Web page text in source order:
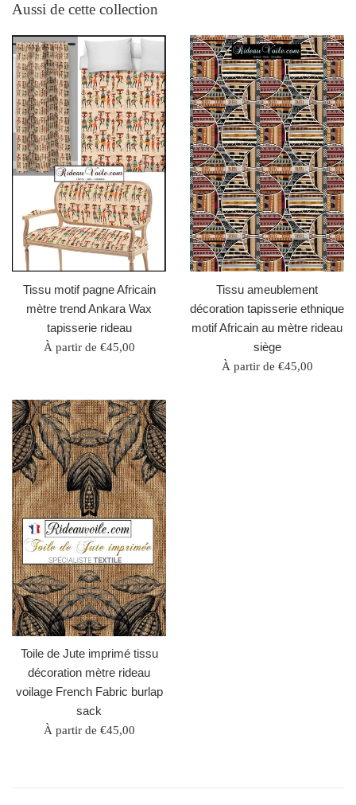
Aussi de cette collection
Tissu motif pagne Africain
mètre trend Ankara Wax
tapisserie rideau
À partir de €45,00
Tissu ameublement
décoration tapisserie ethnique
motif Africain au mètre rideau
siège
À partir de €45,00
Toile de Jute imprimé tissu
décoration mètre rideau
voilage French Fabric burlap
sack
À partir de €45,00